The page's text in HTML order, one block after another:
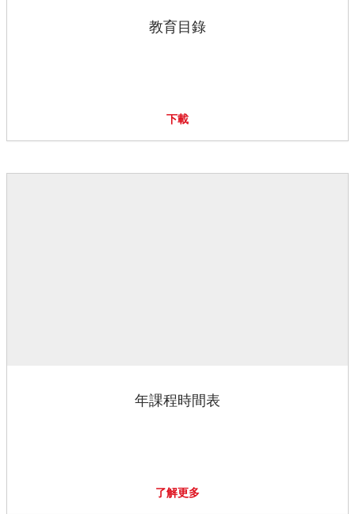
教育目錄
下載
年課程時間表
了解更多